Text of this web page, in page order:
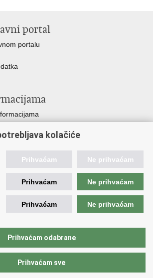
portal
portalu
Fire Officers FEU
HVZ)
kolačiće
Prihvaćam Ne prihvaćam
Prihvaćam Ne prihvaćam
Prihvaćam Ne prihvaćam
Prihvaćam odabrane
Prihvaćam sve